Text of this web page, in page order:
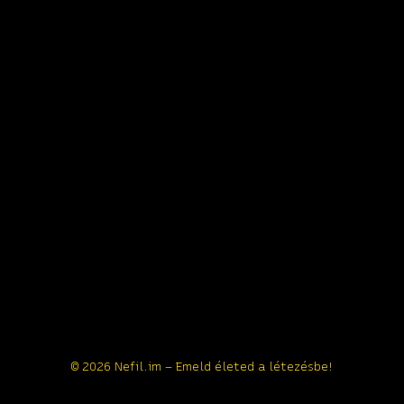
© 2026 Nefil.im – Emeld életed a létezésbe!